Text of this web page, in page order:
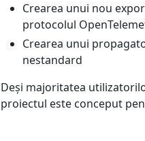
Crearea unui nou
protocolul
Crearea unui
nestandard
Deși majoritatea
proiectul este conceput